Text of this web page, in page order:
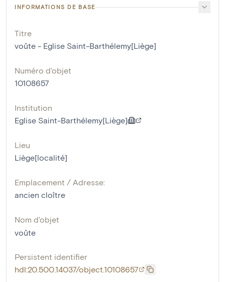
INFORMATIONS DE BASE
Titre
voûte - Eglise Saint-Barthélemy[Liège]
Numéro d'objet
10108657
Institution
Eglise Saint-Barthélemy[Liège]
Lieu
Liège[localité]
Emplacement / Adresse:
ancien cloître
Nom d'objet
voûte
Persistent identifier
hdl:20.500.14037/object.10108657